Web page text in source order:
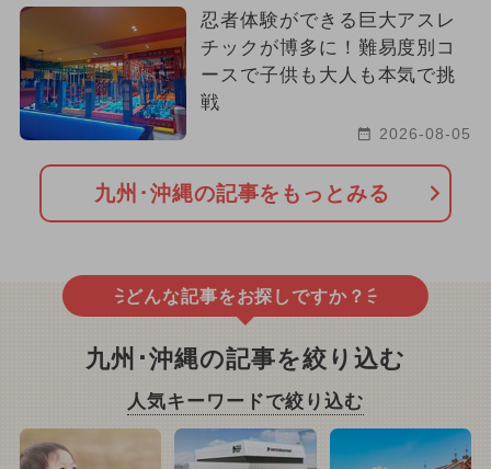
忍者体験ができる巨大アスレ
チックが博多に！難易度別コ
ースで子供も大人も本気で挑
戦
2026-08-05
九州･沖縄の記事をもっとみる
どんな記事をお探しですか？
九州･沖縄の記事を絞り込む
人気キーワードで絞り込む